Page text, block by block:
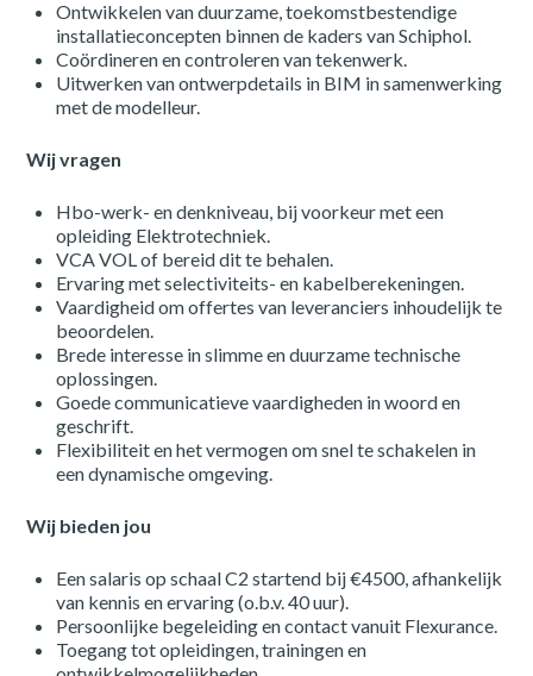
Ontwikkelen van duurzame, toekomstbestendige
installatieconcepten binnen de kaders van Schiphol.
Coördineren en controleren van tekenwerk.
Uitwerken van ontwerpdetails in BIM in samenwerking
met de modelleur.
Wij vragen
Hbo-werk- en denkniveau, bij voorkeur met een
opleiding Elektrotechniek.
VCA VOL of bereid dit te behalen.
Ervaring met selectiviteits- en kabelberekeningen.
Vaardigheid om offertes van leveranciers inhoudelijk te
beoordelen.
Brede interesse in slimme en duurzame technische
oplossingen.
Goede communicatieve vaardigheden in woord en
geschrift.
Flexibiliteit en het vermogen om snel te schakelen in
een dynamische omgeving.
Wij bieden jou
Een salaris op schaal C2 startend bij €4500, afhankelijk
van kennis en ervaring (o.b.v. 40 uur).
Persoonlijke begeleiding en contact vanuit Flexurance.
Toegang tot opleidingen, trainingen en